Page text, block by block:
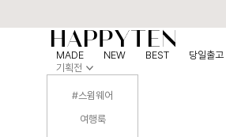
MADE NEW BEST 당일출고
기획전
#스윔웨어
여행룩